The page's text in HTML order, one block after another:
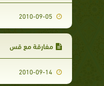
2010-09-05
مفارقة مع قس
2010-09-14